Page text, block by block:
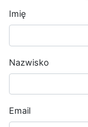
Imię
Nazwisko
Email